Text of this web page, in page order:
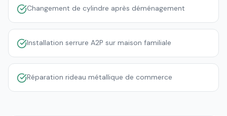
Changement de cylindre après déménagement
Installation serrure A2P sur maison familiale
Réparation rideau métallique de commerce